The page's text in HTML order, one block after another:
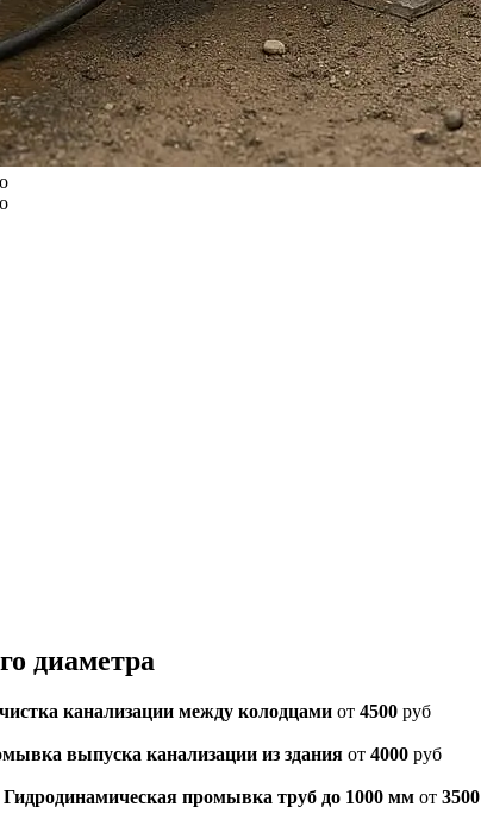
диаметра
канализации между колодцами от 4500 руб
выпуска канализации из здания от 4000 руб
Гидродинамическая промывка труб до 1000 мм от 3500